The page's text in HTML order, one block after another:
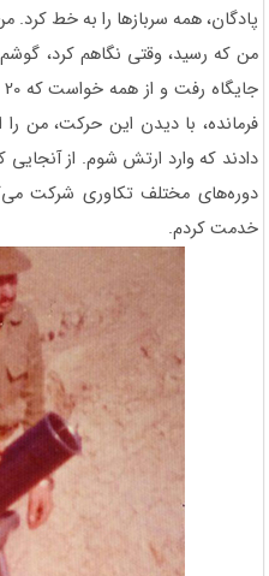
پادگان، همه سربازها را به خط
من که رسید، وقتی نگاهم کرد،
فرمانده، با دیدن این حرکت، من را
دادند که وارد ارتش شوم. از آنجایی
دوره‌های مختلف تکاوری شرکت
خدمت کردم.